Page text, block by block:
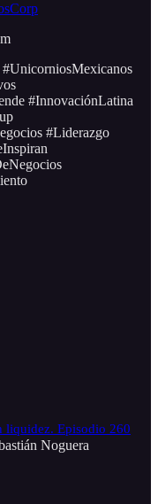
#InnovaciónLatina
#Liderazgo
liquidez. Episodio 260
Noguera